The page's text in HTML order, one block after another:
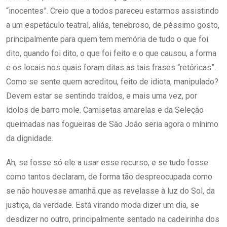
“inocentes”. Creio que a todos pareceu estarmos assistindo
a um espetáculo teatral, aliás, tenebroso, de péssimo gosto,
principalmente para quem tem memória de tudo o que foi
dito, quando foi dito, o que foi feito e o que causou, a forma
e os locais nos quais foram ditas as tais frases “retóricas”.
Como se sente quem acreditou, feito de idiota, manipulado?
Devem estar se sentindo traídos, e mais uma vez, por
ídolos de barro mole. Camisetas amarelas e da Seleção
queimadas nas fogueiras de São João seria agora o mínimo
da dignidade.
Ah, se fosse só ele a usar esse recurso, e se tudo fosse
como tantos declaram, de forma tão despreocupada como
se não houvesse amanhã que as revelasse à luz do Sol, da
justiça, da verdade. Está virando moda dizer um dia, se
desdizer no outro, principalmente sentado na cadeirinha dos